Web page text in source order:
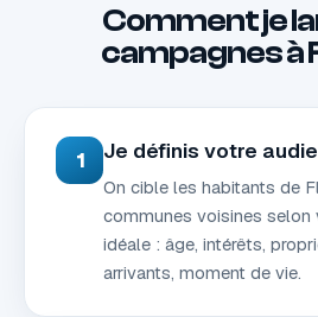
Comment je
campagnes à
1 Je définis votre
On cible les habitants de
communes voisines selon
idéale : âge, intérêts,
arrivants, moment de vie.